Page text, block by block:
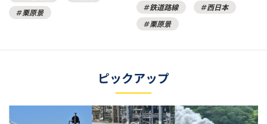
栗原景
鉄道路線
西日本
栗原景
ピックアップ